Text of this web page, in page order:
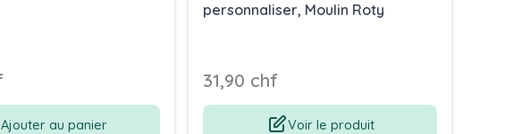
Ajouter au panier
personnaliser, Moulin Roty
31,90 chf
Voir le produit